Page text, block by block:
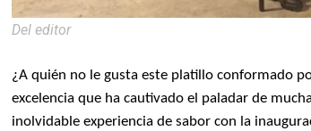
Del editor
¿A quién no le gusta este platillo conformado
excelencia que ha cautivado el paladar de
inolvidable experiencia de sabor con la